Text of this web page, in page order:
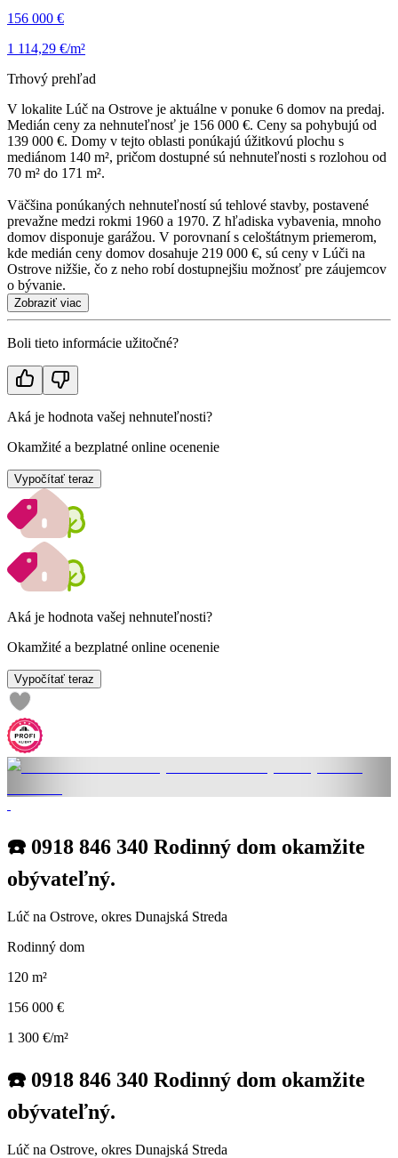
156 000 €
1 114,29 €/m²
Trhový prehľad
V lokalite Lúč na Ostrove je aktuálne v ponuke 6 domov na predaj.
Medián ceny za nehnuteľnosť je 156 000 €. Ceny sa pohybujú od
139 000 €. Domy v tejto oblasti ponúkajú úžitkovú plochu s
mediánom 140 m², pričom dostupné sú nehnuteľnosti s rozlohou od
70 m² do 171 m².
Väčšina ponúkaných nehnuteľností sú tehlové stavby, postavené
prevažne medzi rokmi 1960 a 1970. Z hľadiska vybavenia, mnoho
domov disponuje garážou. V porovnaní s celoštátnym priemerom,
kde medián ceny domov dosahuje 219 000 €, sú ceny v Lúči na
Ostrove nižšie, čo z neho robí dostupnejšiu možnosť pre záujemcov
o bývanie.
Zobraziť viac
Boli tieto informácie užitočné?
Aká je hodnota vašej nehnuteľnosti?
Okamžité a bezplatné online ocenenie
Vypočítať teraz
Aká je hodnota vašej nehnuteľnosti?
Okamžité a bezplatné online ocenenie
Vypočítať teraz
☎️ 0918 846 340 Rodinný dom okamžite
obývateľný.
Lúč na Ostrove, okres Dunajská Streda
Rodinný dom
120 m²
156 000 €
1 300 €/m²
☎️ 0918 846 340 Rodinný dom okamžite
obývateľný.
Lúč na Ostrove, okres Dunajská Streda